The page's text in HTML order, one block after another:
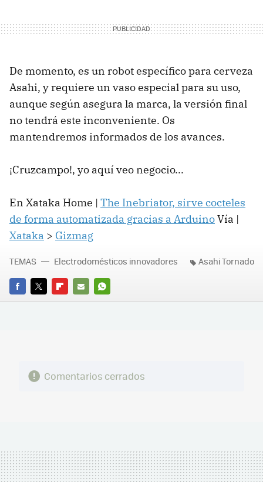
De momento, es un robot específico para cerveza
Asahi, y requiere un vaso especial para su uso,
aunque según asegura la marca, la versión final
no tendrá este inconveniente. Os
mantendremos informados de los avances.
¡Cruzcampo!, yo aquí veo negocio...
En Xataka Home | The Inebriator, sirve cocteles
de forma automatizada gracias a ArduinoVía |
Xataka > Gizmag
FACEBOOK
TWITTERFLIPBOARD
E-
WHATSAPP
TEMAS Electrodomésticos innovadores Asahi Tornado
Comentarios cerrados